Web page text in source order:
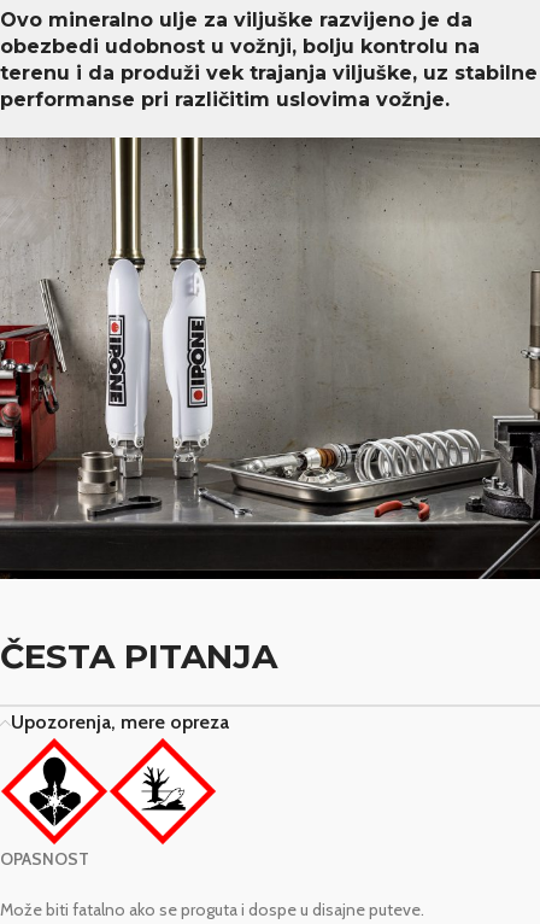
Ovo mineralno ulje za viljuške razvijeno je da
obezbedi udobnost u vožnji, bolju kontrolu na
terenu i da produži vek trajanja viljuške, uz stabilne
performanse pri različitim uslovima vožnje.
ČESTA PITANJA
Upozorenja, mere opreza
OPASNOST
Može biti fatalno ako se proguta i dospe u disajne puteve.